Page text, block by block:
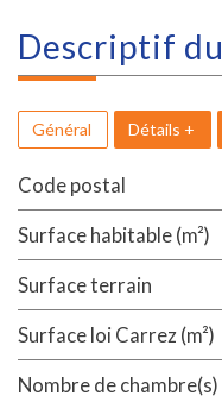
descriptif du
Général Détails +
Code postal
Surface habitable (m²)
surface terrain
Surface loi Carrez (m²)
Nombre de chambre(s)